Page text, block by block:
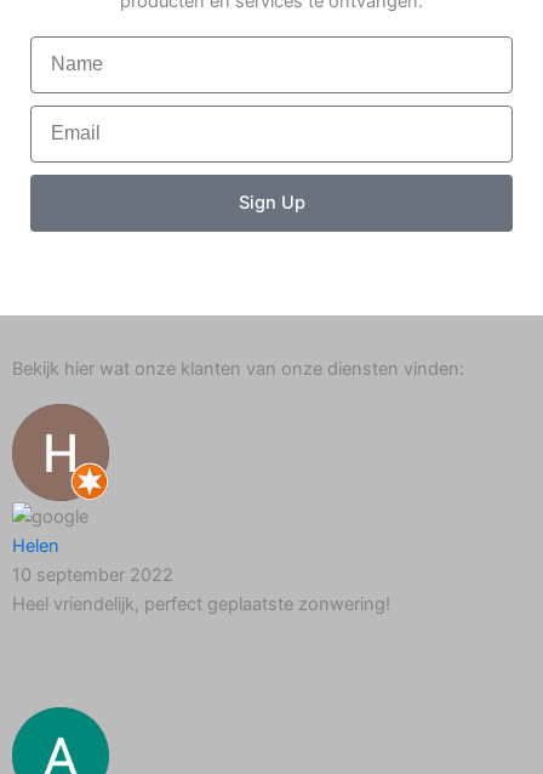
Sign Up
Bekijk hier wat onze klanten van onze diensten vinden:
Helen
10 september 2022
Heel vriendelijk, perfect geplaatste zonwering!